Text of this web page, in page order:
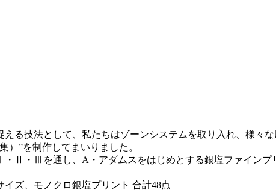
る技法として、私たちはゾーンシステムを取り入れ、様々
）”を制作してまいりました。
Ⅱ・Ⅲを通し、A・アダムスをはじめとする銀塩ファイン
ズ、モノクロ銀塩プリント 合計48点